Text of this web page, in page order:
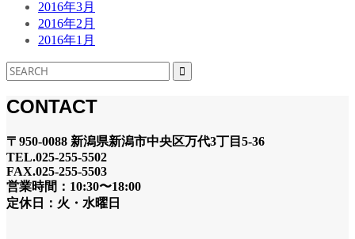
2016年3月
2016年2月
2016年1月
CONTACT
〒950-0088 新潟県新潟市中央区万代3丁目5-36
TEL.025-255-5502
FAX.025-255-5503
営業時間：10:30〜18:00
定休日：火・水曜日